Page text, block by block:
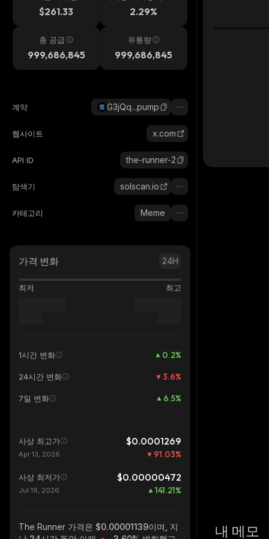
$261.33 2.29%
총 공급
999,686,845
유통량
999,686,845
계약 G3jQq...pump
웹사이트 x.com
API ID the-runner-2
탐색기 solscan.io
카테고리 Meme
가격 변화 24H
최저 최고
1시간 변화 0.2%
24시간 변화 3.6%
7일 변화 6.5%
사상 최고가 $0.0001269
Apr 13, 2026 91.03%
사상 최저가 $0.00000472
Jul 19, 2026 141.21%
The Runner 가격은 $0.00001139이며, 지
내 메모